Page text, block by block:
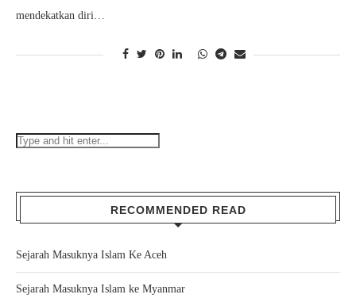
mendekatkan diri…
RECOMMENDED READ
Sejarah Masuknya Islam Ke Aceh
Sejarah Masuknya Islam ke Myanmar